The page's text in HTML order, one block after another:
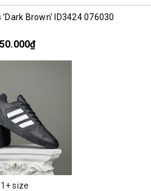
Brown' ID3424 076030
1+ size